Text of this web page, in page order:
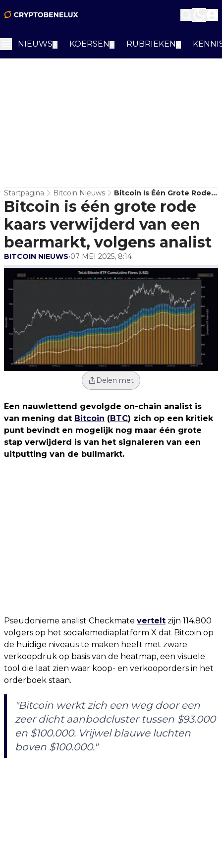
NIEUWS KOERSEN RUBRIEKEN
Startpagina Bitcoin Nieuws
Bitcoin Is Één Grote Rode
Kaars Verwijderd Van Een
Bearmarkt, Volgens Analist
Bitcoin is één grote rode
kaars verwijderd van een
bearmarkt, volgens analist
BITCOIN NIEUWS•07 MEI 2025, 8:14
Delen met
Een nauwlettend gevolgde on-chain analist is
van mening dat Bitcoin (BTC) zich op een kritiek
punt bevindt en mogelijk nog maar één grote
stap verwijderd is van het signaleren van een
uitputting van de bullmarkt.
Pseudonieme analist Checkmate vertelt zijn 114.800
volgers op het socialemediaplatform X dat Bitcoin op
de huidige niveaus te maken heeft met zware
verkoopdruk op basis van de heatmap, een visuele
tool die laat zien waar koop- en verkooporders in het
orderboek staan.
"Bitcoin werkt zich een weg door een
zeer dicht aanbodcluster tussen $93.000
en $100.000. Vrijwel blauwe luchten
boven $100.000."